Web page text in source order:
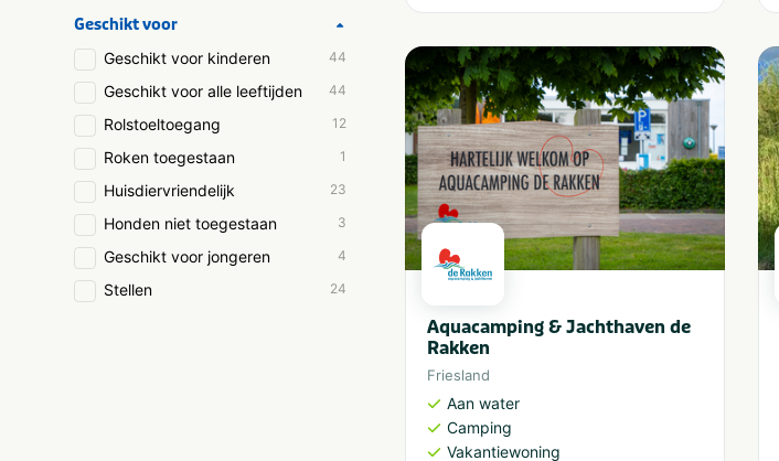
Geschikt voor
Geschikt voor kinderen 44
Geschikt voor alle leeftijden 44
Rolstoeltoegang 12
Roken toegestaan 1
Huisdiervriendelijk 23
Honden niet toegestaan 3
Geschikt voor jongeren 4
Stellen 24
Aquacamping & Jachthaven de
Rakken
Friesland
Aan water
Camping
Vakantiewoning